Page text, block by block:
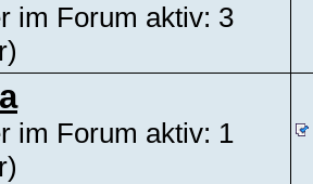
im Forum aktiv: 3
im Forum aktiv: 1